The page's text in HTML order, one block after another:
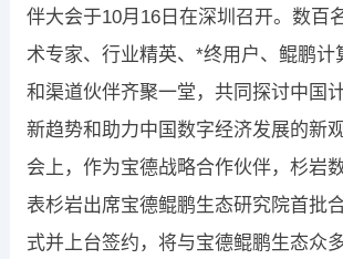
伴大会于10月16日在深圳召开。数百
术专家、行业精英、*终用户、鲲鹏计
和渠道伙伴齐聚一堂，共同探讨中国
新趋势和助力中国数字经济发展的新
会上，作为宝德战略合作伙伴，杉岩
表杉岩出席宝德鲲鹏生态研究院首批
式并上台签约，将与宝德鲲鹏生态众